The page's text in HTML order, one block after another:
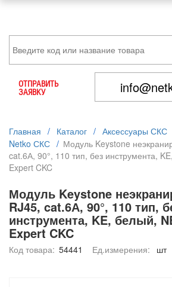
ОТПРАВИТЬ
ЗАЯВКУ
Главная / Каталог / Аксессуары СКС
Netko СКС / Модуль Keystone
cat.6А, 90°, 110 тип, без инструмента,
Expert CKC
Модуль Keystone
RJ45, cat.6А, 90°, 110 тип,
инструмента, KE, белый,
Expert CKC
Код товара: 54441 Ед.измерения: шт